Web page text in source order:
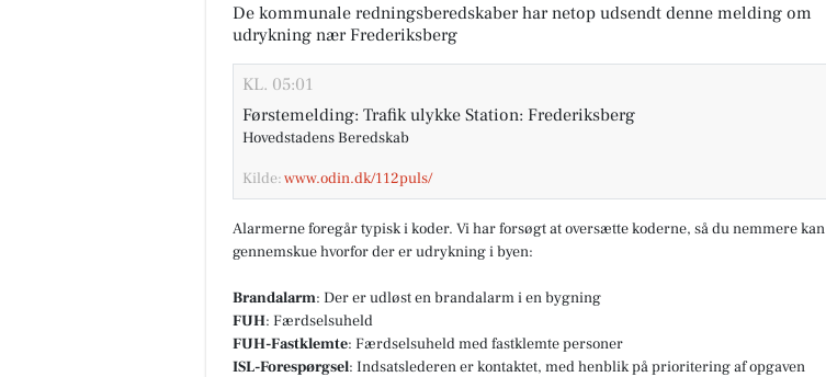
De kommunale redningsberedskaber har netop udsendt denne melding om
udrykning nær Frederiksberg
KL. 05:01
Førstemelding: Trafik ulykke Station: Frederiksberg
Hovedstadens Beredskab
Kilde:www.odin.dk/112puls/
Alarmerne foregår typisk i koder. Vi har forsøgt at oversætte koderne, så du nemmere kan
gennemskue hvorfor der er udrykning i byen:
Brandalarm: Der er udløst en brandalarm i en bygning
FUH: Færdselsuheld
FUH-Fastklemte: Færdselsuheld med fastklemte personer
ISL-Forespørgsel: Indsatslederen er kontaktet, med henblik på prioritering af opgaven